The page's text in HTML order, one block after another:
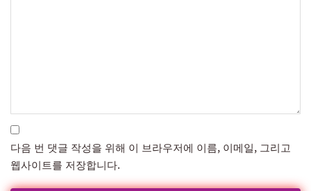
다음 번 댓글 작성을 위해 이 브라우저에 이름, 이메일, 그리고
웹사이트를 저장합니다.